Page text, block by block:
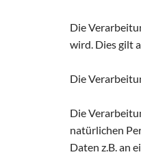
Die
wird. Dies gilt
Die
Die
natürlichen
Daten z.B. an